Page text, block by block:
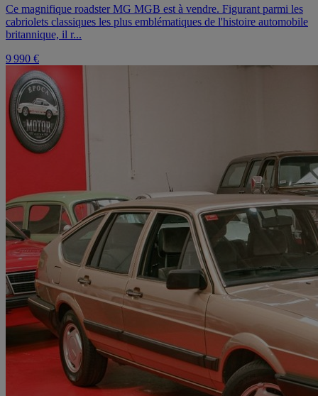
Ce magnifique roadster MG MGB est à vendre. Figurant parmi les
cabriolets classiques les plus emblématiques de l'histoire automobile
britannique, il r...
9 990 €